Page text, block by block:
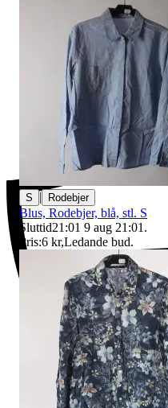
Ersättning om du inte får
S | Rodebjer
Blus, Rodebjer, blå, stl. S
Sluttid21:01 9 aug 21:01 .
Pris:6 kr,Ledande bud.